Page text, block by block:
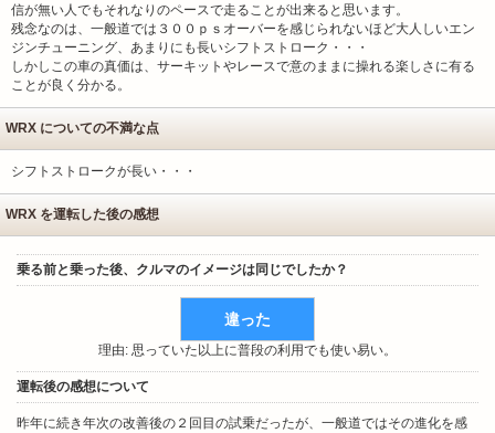
信が無い人でもそれなりのペースで走ることが出来ると思います。
残念なのは、一般道では３００ｐｓオーバーを感じられないほど大人しいエン
ジンチューニング、あまりにも長いシフトストローク・・・
しかしこの車の真価は、サーキットやレースで意のままに操れる楽しさに有る
ことが良く分かる。
WRX についての不満な点
シフトストロークが長い・・・
WRX を運転した後の感想
乗る前と乗った後、クルマのイメージは同じでしたか？
違った
理由: 思っていた以上に普段の利用でも使い易い。
運転後の感想について
昨年に続き年次の改善後の２回目の試乗だったが、一般道ではその進化を感